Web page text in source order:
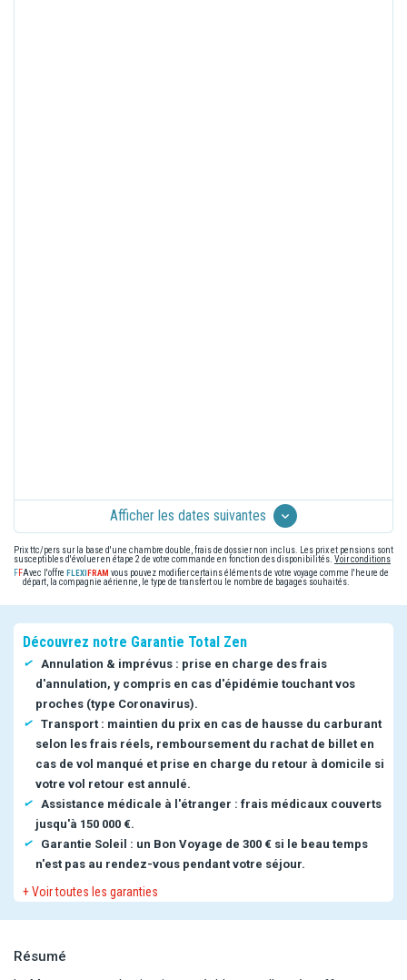
Afficher les dates suivantes
Prix ttc/pers sur la base d'une chambre double, frais de dossier non inclus. Les prix et pensions sont
susceptibles d'évoluer en étape 2 de votre commande en fonction des disponibilités. Voir conditions
Avec l'offre
vous pouvez modifier certains éléments de votre voyage comme l'heure de
départ, la compagnie aérienne, le type de transfert ou le nombre de bagages souhaités.
Découvrez notre Garantie Total Zen
Annulation & imprévus : prise en charge des frais
d'annulation, y compris en cas d'épidémie touchant vos
proches (type Coronavirus).
Transport : maintien du prix en cas de hausse du carburant
selon les frais réels, remboursement du rachat de billet en
cas de vol manqué et prise en charge du retour à domicile si
votre vol retour est annulé.
Assistance médicale à l'étranger : frais médicaux couverts
jusqu'à 150 000 €.
Garantie Soleil : un Bon Voyage de 300 € si le beau temps
n'est pas au rendez-vous pendant votre séjour.
+ Voir toutes les garanties
Résumé